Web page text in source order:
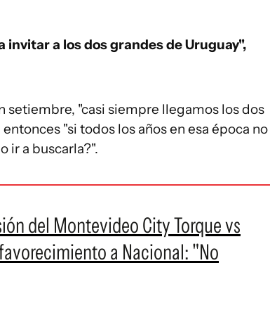
a los dos grandes de Uruguay",
"casi siempre llegamos los dos
"si todos los años en esa época no
ir a buscarla?".
del Montevideo City Torque vs
a Nacional: "No